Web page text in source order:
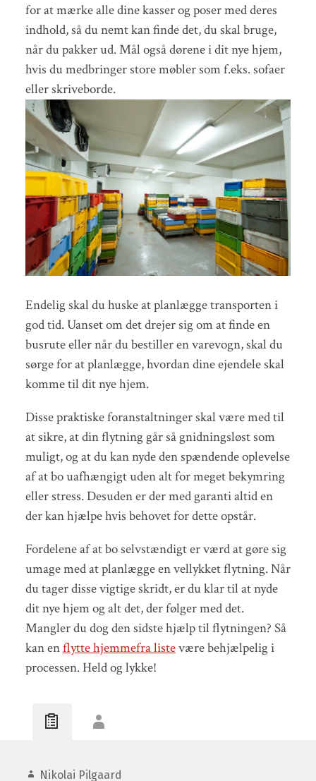
for at mærke alle dine kasser og poser med deres
indhold, så du nemt kan finde det, du skal bruge,
når du pakker ud. Mål også dørene i dit nye hjem,
hvis du medbringer store møbler som f.eks. sofaer
eller skriveborde.
Endelig skal du huske at planlægge transporten i
god tid. Uanset om det drejer sig om at finde en
busrute eller når du bestiller en varevogn, skal du
sørge for at planlægge, hvordan dine ejendele skal
komme til dit nye hjem.
Disse praktiske foranstaltninger skal være med til
at sikre, at din flytning går så gnidningsløst som
muligt, og at du kan nyde den spændende oplevelse
af at bo uafhængigt uden alt for meget bekymring
eller stress. Desuden er der med garanti altid en
der kan hjælpe hvis behovet for dette opstår.
Fordelene af at bo selvstændigt er værd at gøre sig
umage med at planlægge en vellykket flytning. Når
du tager disse vigtige skridt, er du klar til at nyde
dit nye hjem og alt det, der følger med det.
Mangler du dog den sidste hjælp til flytningen? Så
kan enflytte hjemmefra listevære behjælpelig i
processen. Held og lykke!
Nikolai Pilgaard